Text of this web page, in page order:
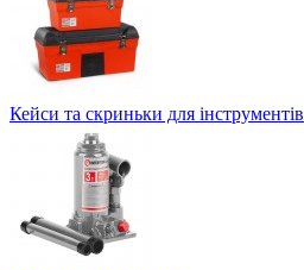
Кейси та скриньки для інструментів